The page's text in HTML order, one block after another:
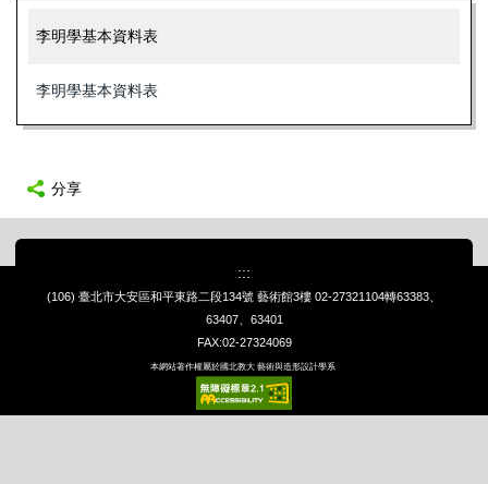
李明學基本資料表
李明學基本資料表
分享
:::
(106) 臺北市大安區和平東路二段134號 藝術館3樓 02-27321104轉63383、
63407、63401
FAX:02-27324069
本網站著作權屬於國北教大 藝術與造形設計學系